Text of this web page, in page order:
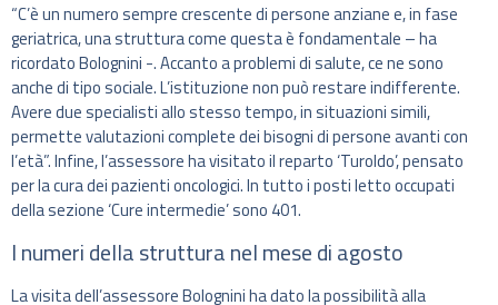
“C’è un numero sempre crescente di persone anziane e, in fase
geriatrica, una struttura come questa è fondamentale – ha
ricordato Bolognini -. Accanto a problemi di salute, ce ne sono
anche di tipo sociale. L’istituzione non può restare indifferente.
Avere due specialisti allo stesso tempo, in situazioni simili,
permette valutazioni complete dei bisogni di persone avanti con
l’età”. Infine, l’assessore ha visitato il reparto ‘Turoldo’, pensato
per la cura dei pazienti oncologici. In tutto i posti letto occupati
della sezione ‘Cure intermedie’ sono 401.
I numeri della struttura nel mese di agosto
La visita dell’assessore Bolognini ha dato la possibilità alla